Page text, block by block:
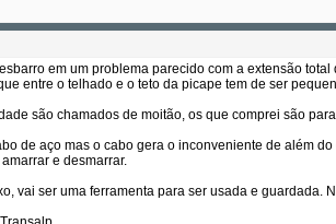
em um problema parecido com a extensão
entre o telhado e o teto da picape tem de ser
são chamados de moitão, os que comprei são
de aço mas o cabo gera o inconveniente de além
e desmarrar.
vai ser uma ferramenta para ser usada e guardada.